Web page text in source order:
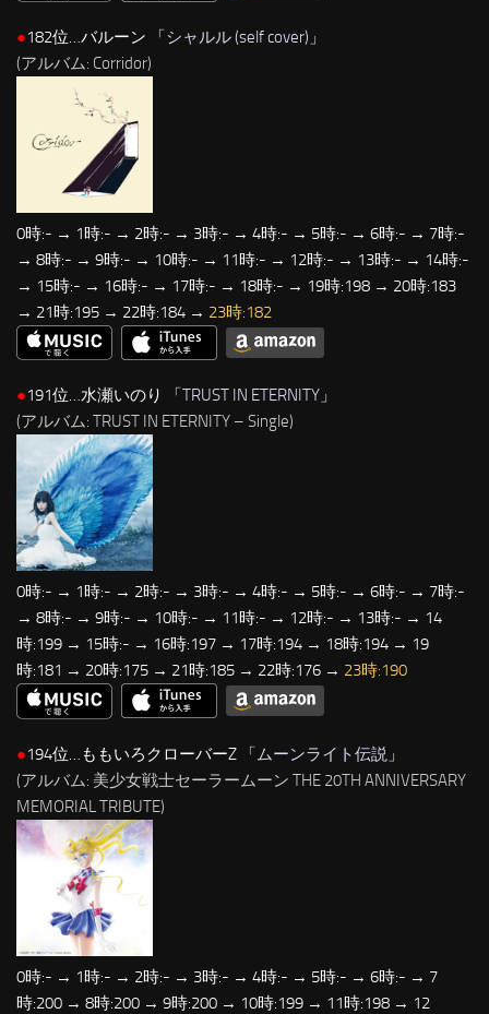
●182位…バルーン 「シャルル (self cover) 」
(アルバム: Corridor)
0時:- → 1時:- → 2時:- → 3時:- → 4時:- → 5時:- → 6時:- → 7時:-
→ 8時:- → 9時:- → 10時:- → 11時:- → 12時:- → 13時:- → 14時:-
→ 15時:- → 16時:- → 17時:- → 18時:- → 19時:198 → 20時:183
→ 21時:195 → 22時:184 → 23時:182
●191位…水瀬いのり 「TRUST IN ETERNITY 」
(アルバム: TRUST IN ETERNITY – Single)
0時:- → 1時:- → 2時:- → 3時:- → 4時:- → 5時:- → 6時:- → 7時:-
→ 8時:- → 9時:- → 10時:- → 11時:- → 12時:- → 13時:- → 14
時:199 → 15時:- → 16時:197 → 17時:194 → 18時:194 → 19
時:181 → 20時:175 → 21時:185 → 22時:176 → 23時:190
●194位…ももいろクローバーZ 「 ムーンライト伝説 」
(アルバム: 美少女戦士セーラームーン THE 20TH ANNIVERSARY
MEMORIAL TRIBUTE)
0時:- → 1時:- → 2時:- → 3時:- → 4時:- → 5時:- → 6時:- → 7
時:200 → 8時:200 → 9時:200 → 10時:199 → 11時:198 → 12